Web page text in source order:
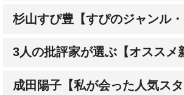
杉山すぴ豊【すぴのジャンル・
3人の批評家が選ぶ【オススメ
成田陽子【私が会った人気スタ